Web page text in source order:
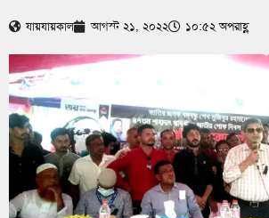
যায়যায়কাল আগস্ট ২১, ২০২২ ১০:৫২ অপরাহ্ণ